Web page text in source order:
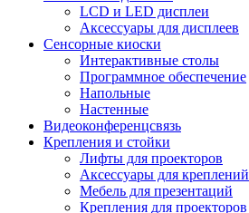
LCD и LED дисплеи
Аксессуары для дисплеев
Сенсорные киоски
Интерактивные столы
Программное обеспечение
Напольные
Настенные
Видеоконференцсвязь
Крепления и стойки
Лифты для проекторов
Аксессуары для креплений
Мебель для презентаций
Крепления для проекторов